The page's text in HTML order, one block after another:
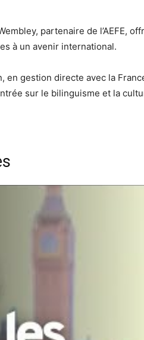
partenaire de l’AEFE,
à un avenir international.
en gestion directe avec la
sur le bilinguisme et la